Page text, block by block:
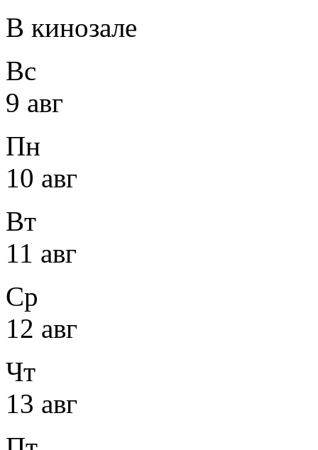
В кинозале
Вс
9 авг
Пн
10 авг
Вт
11 авг
Ср
12 авг
Чт
13 авг